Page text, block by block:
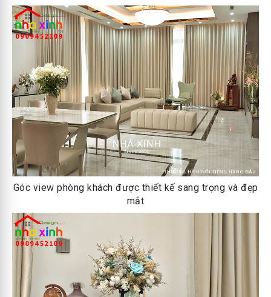
Góc view phòng khách được thiết kế sang trọng và đẹp
mắt